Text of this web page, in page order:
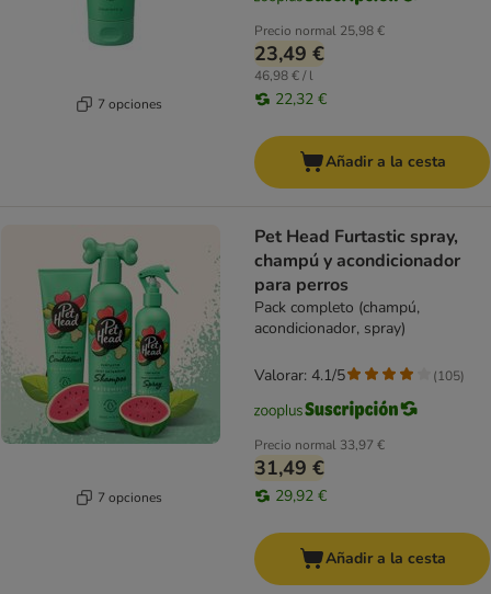
7 opciones
Precio normal 25,98 €
23,49 €
46,98 € / l
22,32 €
Añadir a la cesta
7 opciones
Pet Head Furtastic spray,
champú y acondicionador
para perros
Pack completo (champú,
acondicionador, spray)
Precio normal 33,97 €
31,49 €
29,92 €
Valorar: 4.1/5 (105)
Añadir a la cesta